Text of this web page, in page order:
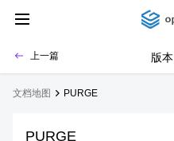
上一篇 版
文档地图 PURGE
PURGE